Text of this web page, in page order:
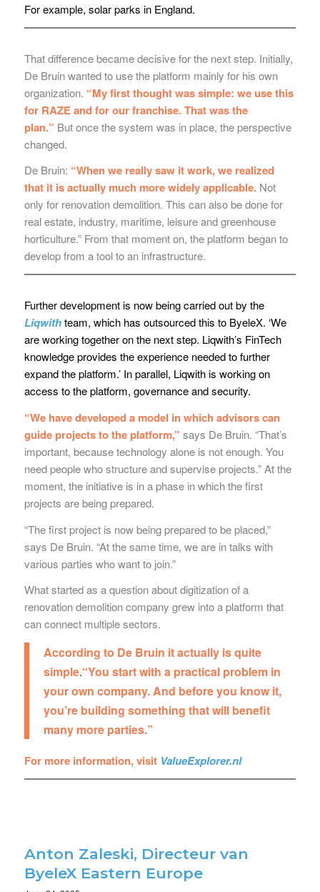
For example, solar parks in England.
That difference became decisive for the next step. Initially,
De Bruin wanted to use the platform mainly for his own
organization. “My first thought was simple: we use this
for RAZE and for our franchise. That was the
plan.” But once the system was in place, the perspective
changed.
De Bruin: “When we really saw it work, we realized
that it is actually much more widely applicable. Not
only for renovation demolition. This can also be done for
real estate, industry, maritime, leisure and greenhouse
horticulture.” From that moment on, the platform began to
develop from a tool to an infrastructure.
Further development is now being carried out by the
Liqwithteam, which has outsourced this to ByeleX. ‘We
are working together on the next step. Liqwith’s FinTech
knowledge provides the experience needed to further
expand the platform.’ In parallel, Liqwith is working on
access to the platform, governance and security.
“We have developed a model in which advisors can
guide projects to the platform,” says De Bruin. “That’s
important, because technology alone is not enough. You
need people who structure and supervise projects.” At the
moment, the initiative is in a phase in which the first
projects are being prepared.
“The first project is now being prepared to be placed,”
says De Bruin. “At the same time, we are in talks with
various parties who want to join.”
What started as a question about digitization of a
renovation demolition company grew into a platform that
can connect multiple sectors.
According to De Bruin it actually is quite
simple.“You start with a practical problem in
your own company. And before you know it,
you’re building something that will benefit
many more parties.”
For more information, visit ValueExplorer.nl
Anton Zaleski, Directeur van
ByeleX Eastern Europe